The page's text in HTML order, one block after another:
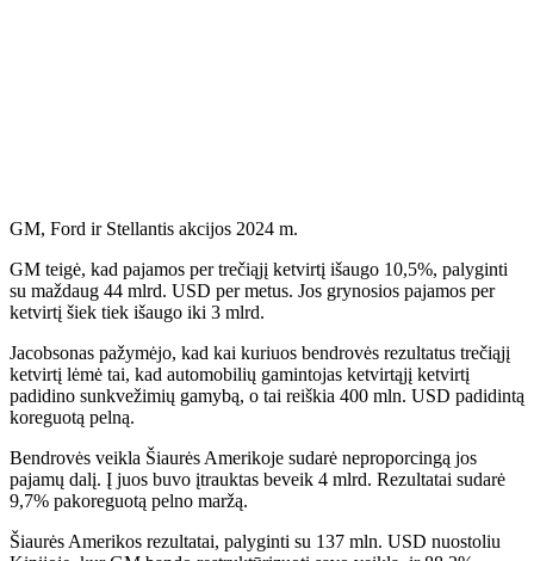
GM, Ford ir Stellantis akcijos 2024 m.
GM teigė, kad pajamos per trečiąjį ketvirtį išaugo 10,5%, palyginti
su maždaug 44 mlrd. USD per metus. Jos grynosios pajamos per
ketvirtį šiek tiek išaugo iki 3 mlrd.
Jacobsonas pažymėjo, kad kai kuriuos bendrovės rezultatus trečiąjį
ketvirtį lėmė tai, kad automobilių gamintojas ketvirtąjį ketvirtį
padidino sunkvežimių gamybą, o tai reiškia 400 mln. USD padidintą
koreguotą pelną.
Bendrovės veikla Šiaurės Amerikoje sudarė neproporcingą jos
pajamų dalį. Į juos buvo įtrauktas beveik 4 mlrd. Rezultatai sudarė
9,7% pakoreguotą pelno maržą.
Šiaurės Amerikos rezultatai, palyginti su 137 mln. USD nuostoliu